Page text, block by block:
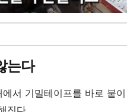
는다
서 기밀테이프를 바로 붙
진다.